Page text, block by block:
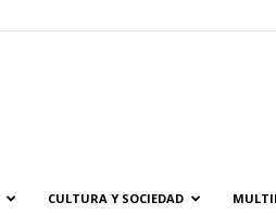
CULTURA Y SOCIEDAD